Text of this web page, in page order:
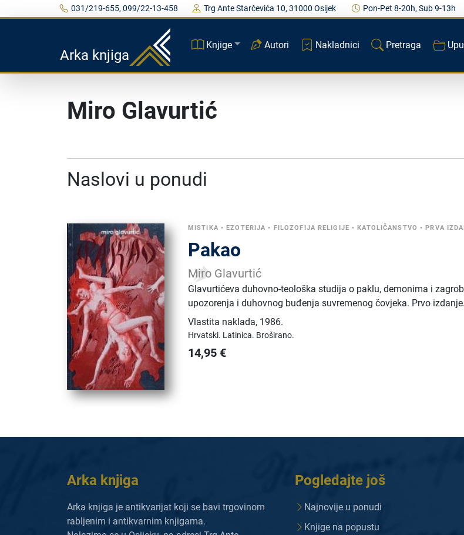
031/219-655, 099/22-13-458 Trg Ante Starčevića 10, 31000 Osijek Pon-Pet 8-20h, Sub 9-13h
Arka knjiga
Knjige Autori Nakladnici Pretraga
Miro Glavurtić
Naslovi u ponudi
MISTIKA •EZOTERIJA • FILOZOFIJA RELIGIJE •KATOLIČANSTVO •PRVA
Pakao
Miro Glavurtić
Glavurtićeva duhovno-teološka studija o paklu, demonima i
upozorenja i duhovnog buđenja suvremenog čovjeka. Prvo izdanje.
Vlastita naklada, 1986.
Hrvatski. Latinica. Broširano.
14,95 €
Arka knjiga
Arka knjiga je antikvarijat koji se bavi trgovinom
rabljenim i antikvarnim knjigama.
Pogledajte još
Najnovije u ponudi
Knjige na popustu